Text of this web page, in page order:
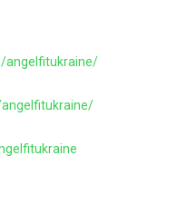
angelfitukraine/